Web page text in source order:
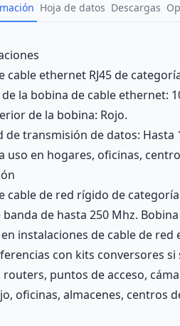
Hoja de datos Descargas
cable ethernet RJ45 de categoría
la bobina de cable ethernet:
de la bobina: Rojo.
de transmisión de datos: Hasta
uso en hogares, oficinas,
cable de red rígido de
de hasta 250 Mhz.
instalaciones de cable de
con kits conversores
puntos de acceso,
oficinas, almacenes, centros